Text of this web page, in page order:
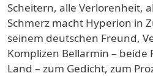
Scheitern, alle Verlorenheit,
Schmerz macht Hyperion in
seinem deutschen Freund,
Komplizen Bellarmin – beide
Land – zum Gedicht, zum